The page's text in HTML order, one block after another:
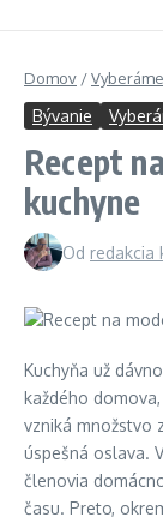
Domov /Vyberáme
Bývanie
Recept
kuchyne
Od redakcia
Kuchyňa už
každého
vzniká množstvo
úspešná oslava.
členovia
času. Preto,